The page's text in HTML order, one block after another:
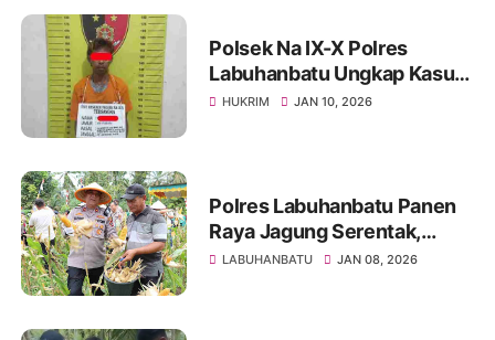
Polsek Na IX-X Polres
Labuhanbatu Ungkap Kasus
Penyalahgunaan Sabu di
HUKRIM JAN 10, 2026
Polres Labuhanbatu Panen
Raya Jagung Serentak,
Dukung Ketahanan Pangan
LABUHANBATU JAN 08, 2026